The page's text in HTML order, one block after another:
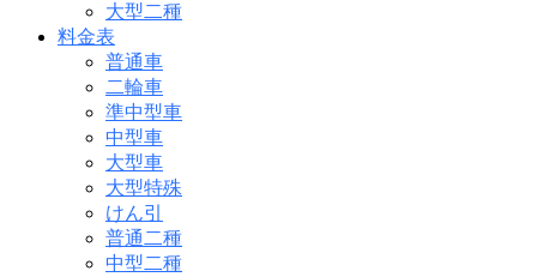
大型二種
料金表
普通車
二輪車
準中型車
中型車
大型車
大型特殊
けん引
普通二種
中型二種